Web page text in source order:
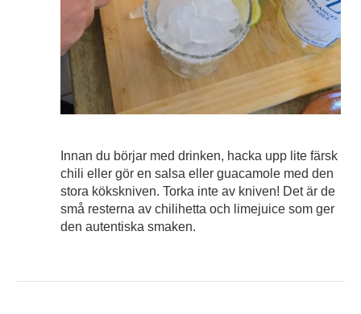
Innan du börjar med drinken, hacka upp lite färsk
chili eller gör en salsa eller guacamole med den
stora kökskniven. Torka inte av kniven! Det är de
små resterna av chilihetta och limejuice som ger
den autentiska smaken.